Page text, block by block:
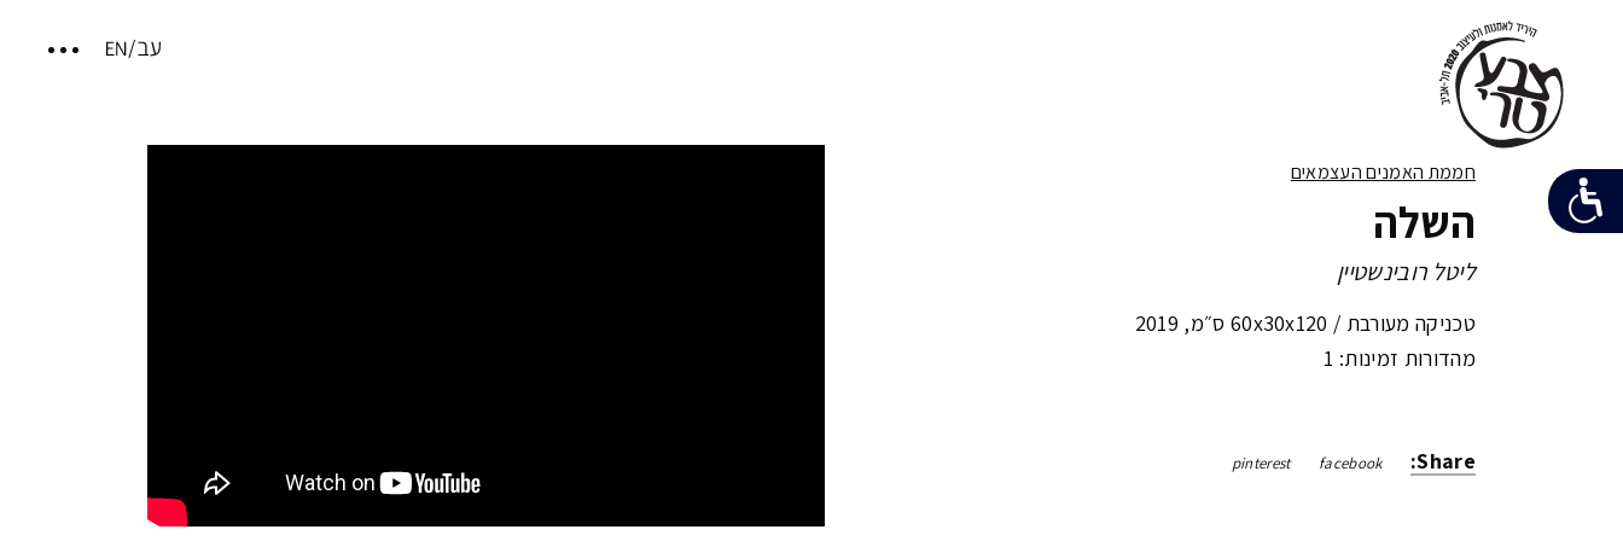
חממת האמנים העצמאים
השלה
ליטל רובינשטיין
טכניקה מעורבת / 60x30x120 ס״מ ,
מהדורות זמינות: 1
Share:
facebook
pinterest